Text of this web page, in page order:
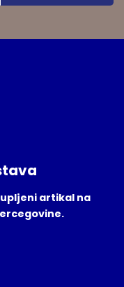
artikal na